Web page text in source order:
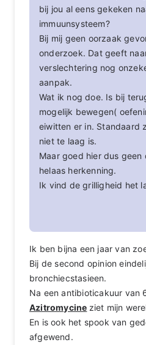
bij jou al eens gekeken
immuunsysteem?
Bij mij geen oorzaak
onderzoek. Dat geeft
verslechtering nog
aanpak.
Wat ik nog doe. Is bij
mogelijk bewegen(
eiwitten er in. Standaard
niet te laag is.
Maar goed hier dus geen
helaas herkenning.
Ik vind de grilligheid het
Ik ben bijna een jaar van
Bij de second opinion
bronchiecstasieen.
Na een antibioticakuur van
Azitromycine ziet mijn
En is ook het spook van
afgewend.